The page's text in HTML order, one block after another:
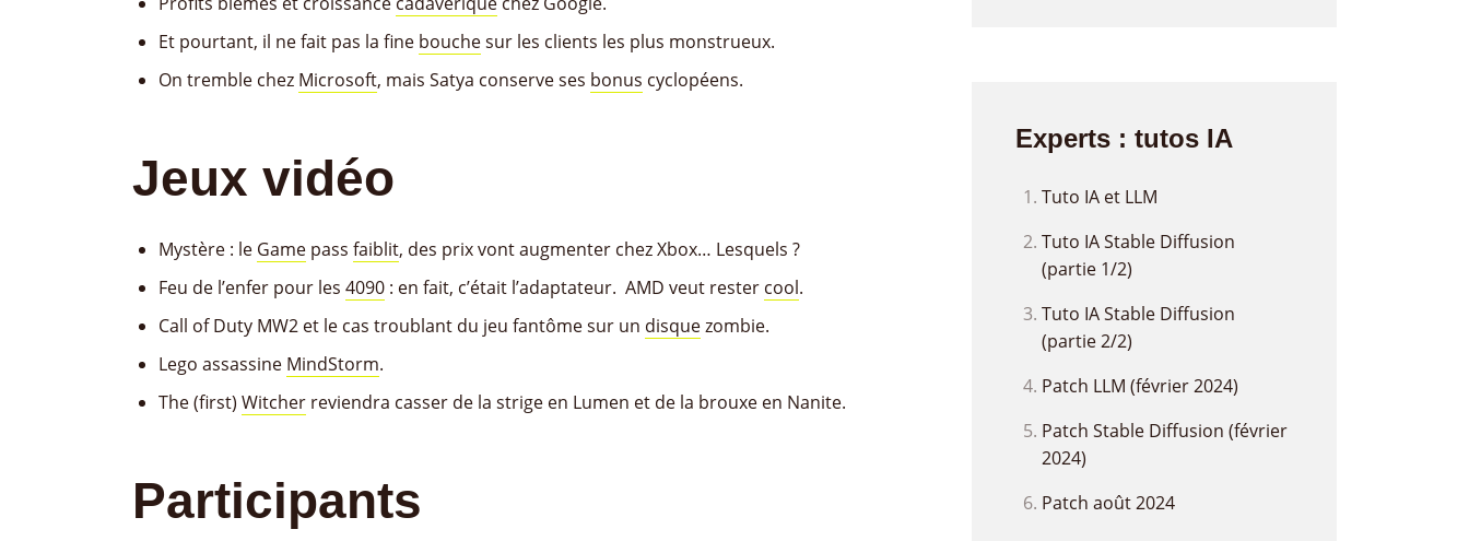
Et pourtant, il ne fait pas la fine bouchesur les clients les plus monstrueux.
On tremble chez Microsoft, mais Satya conserve ses bonus cyclopéens.
Jeux vidéo
Mystère : le Game pass faiblit, des prix vont augmenter chez Xbox… Lesquels ?
Feu de l’enfer pour les 4090 : en fait, c’était l’adaptateur. AMD veut rester cool.
Call of Duty MW2 et le cas troublant du jeu fantôme sur un disquezombie.
Lego assassine MindStorm.
The (first) Witcher reviendra casser de la strige en Lumen et de la brouxe en Nanite.
Participants
Experts : tutos IA
Tuto IA et LLM
Tuto IA Stable Diffusion
(partie 1/2)
Tuto IA Stable Diffusion
(partie 2/2)
Patch LLM (février 2024)
Patch Stable Diffusion (février
2024)
Patch août 2024